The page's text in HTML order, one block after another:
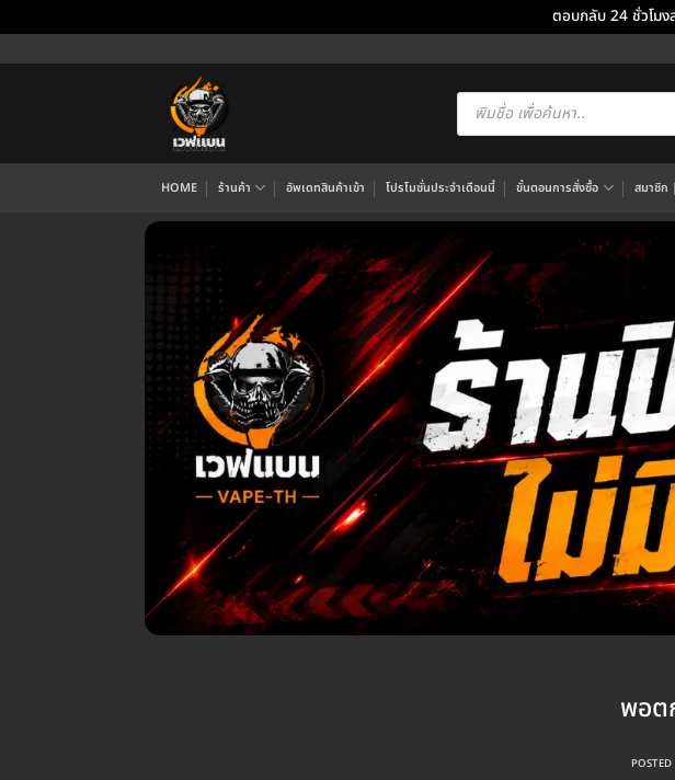
ตอบกลับ 24 ชั่วโม
ไป
Products
search
HOME ร้านค้า อัพเดทสินค้าเข้า โปรโมชั่นประจำเดือนนี้ ขั้นตอนการสั่งซื้อ สมาชิก
พอต